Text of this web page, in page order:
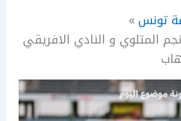
تونس
نجم المتلوي و النادي الافريقي